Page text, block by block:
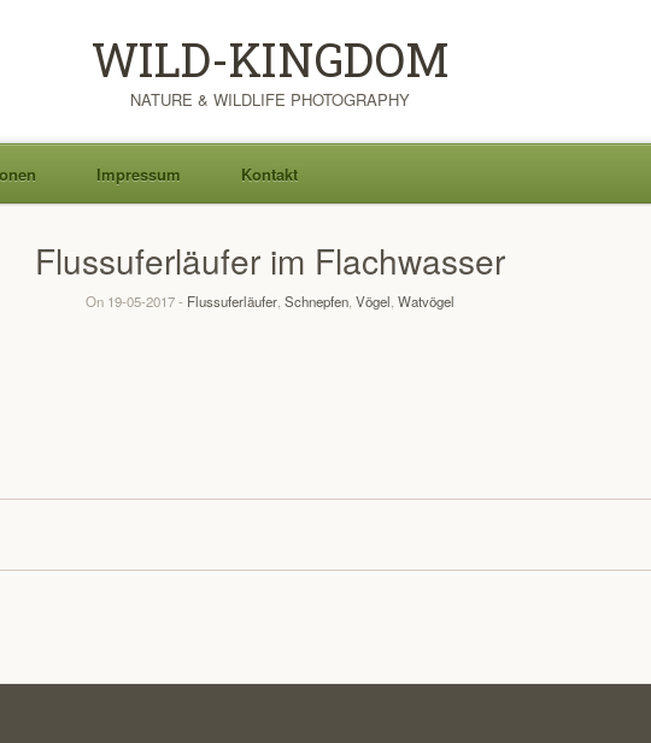
WILD-KINGDOM
NATURE & WILDLIFE PHOTOGRAPHY
Impressum Kontakt
Flussuferläufer im Flachwasser
On 19-05-2017 - Flussuferläufer Schnepfen Vögel Watvögel